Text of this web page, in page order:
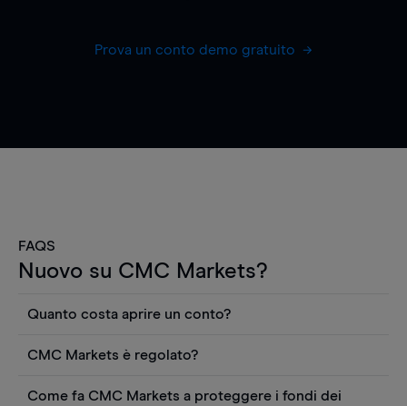
Prova un conto demo gratuito
FAQS
Nuovo su CMC Markets?
Quanto costa aprire un conto?
Puoi anche visualizzare gratuitamente i prezzi e
utilizzare strumenti come grafici, notizie Reuters
CMC Markets è regolato?
Come fa CMC Markets a proteggere i fondi dei